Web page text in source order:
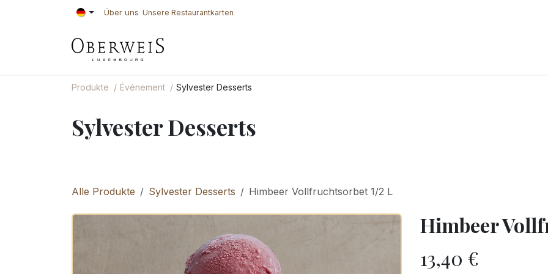
Zum Inhalt springen Über uns Unsere Restaurantkarten
Produkte Événement Sylvester Desserts
Sylvester Desserts
Alle Produkte Sylvester Desserts Himbeer Vollfruchtsorbet 1/2 L
Himbeer
13,40 €